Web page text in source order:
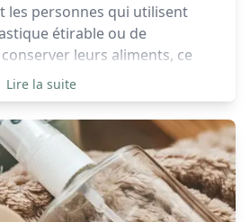
les personnes qui utilisent
étirable ou de
leurs aliments, ce
de déchets jetés
pourtant peuvent être
Lire la suite